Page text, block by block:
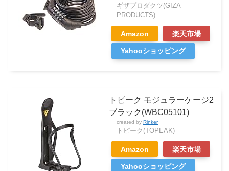
ギザプロダクツ(GIZA
PRODUCTS)
Amazon 楽天市場
Yahooショッピング
トピーク モジュラーケージ2
ブラック(WBC05101)
created by Rinker
トピーク(TOPEAK)
Amazon 楽天市場
Yahooショッピング